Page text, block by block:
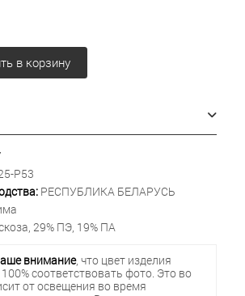
в корзину
Р53
РЕСПУБЛИКА БЕЛАРУСЬ
29% ПЭ, 19% ПА
внимание, что цвет изделия
соответствовать фото. Это во
от освещения во время